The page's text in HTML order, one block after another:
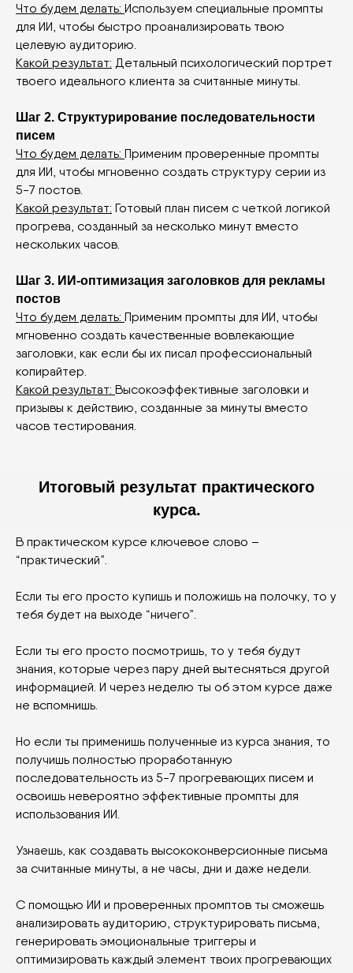
Что будем делать: Используем специальные промпты
для ИИ, чтобы быстро проанализировать твою
целевую аудиторию.
Какой результат: Детальный психологический портрет
твоего идеального клиента за считанные минуты.
Шаг 2. Структурирование последовательности
писем
Что будем делать: Применим проверенные промпты
для ИИ, чтобы мгновенно создать структуру серии из
5-7 постов.
Какой результат: Готовый план писем с четкой логикой
прогрева, созданный за несколько минут вместо
нескольких часов.
Шаг 3. ИИ-оптимизация заголовков для рекламы
постов
Что будем делать: Применим промпты для ИИ, чтобы
мгновенно создать качественные вовлекающие
заголовки, как если бы их писал профессиональный
копирайтер.
Какой результат: Высокоэффективные заголовки и
призывы к действию, созданные за минуты вместо
часов тестирования.
Итоговый результат практического
курса.
В практическом курсе ключевое слово –
“практический”.
Если ты его просто купишь и положишь на полочку, то у
тебя будет на выходе “ничего”.
Если ты его просто посмотришь, то у тебя будут
знания, которые через пару дней вытесняться другой
информацией. И через неделю ты об этом курсе даже
не вспомнишь.
Но если ты применишь полученные из курса знания, то
получишь полностью проработанную
последовательность из 5-7 прогревающих писем и
освоишь невероятно эффективные промпты для
использования ИИ.
Узнаешь, как создавать высококонверсионные письма
за считанные минуты, а не часы, дни и даже недели.
С помощью ИИ и проверенных промптов ты сможешь
анализировать аудиторию, структурировать письма,
генерировать эмоциональные триггеры и
оптимизировать каждый элемент твоих прогревающих